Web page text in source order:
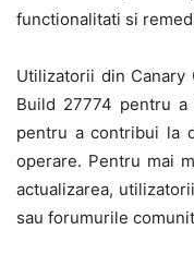
functionalitati si
Utilizatorii din Canary
Build 27774 pentru
pentru a contribui la
operare. Pentru mai
actualizarea,
sau forumurile